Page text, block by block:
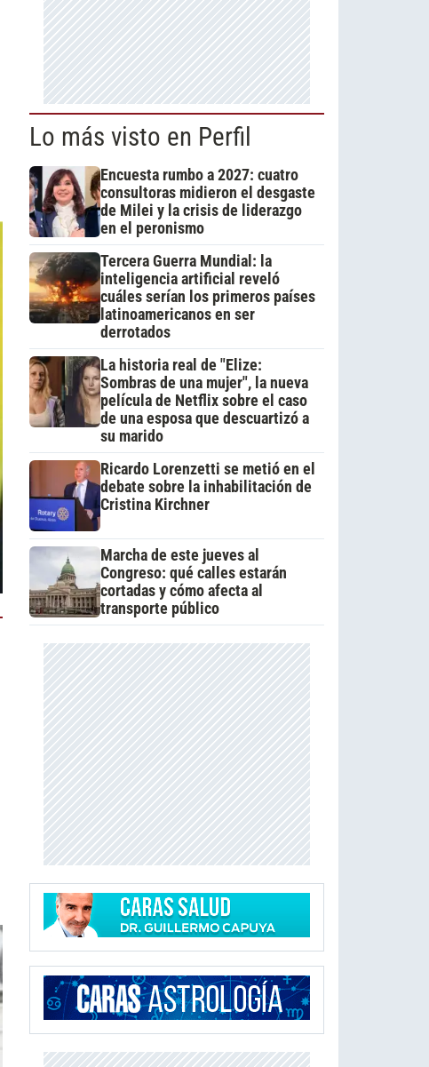
Lo más visto en Perfil
Encuesta rumbo a 2027: cuatro
consultoras midieron el desgaste
de Milei y la crisis de liderazgo
en el peronismo
Tercera Guerra Mundial: la
inteligencia artificial reveló
cuáles serían los primeros países
latinoamericanos en ser
derrotados
La historia real de "Elize:
Sombras de una mujer", la nueva
película de Netflix sobre el caso
de una esposa que descuartizó a
su marido
Ricardo Lorenzetti se metió en el
debate sobre la inhabilitación de
Cristina Kirchner
Marcha de este jueves al
Congreso: qué calles estarán
cortadas y cómo afecta al
transporte público